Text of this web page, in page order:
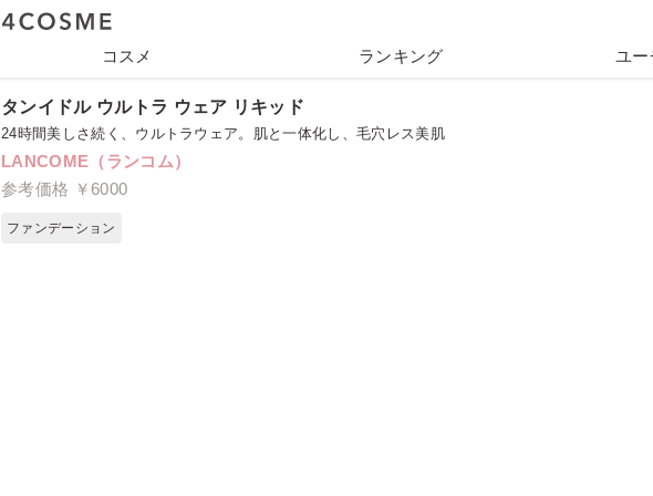
コスメ ランキング ユー
タンイドル ウルトラ ウェア リキッド
24時間美しさ続く、ウルトラウェア。肌と一体化し、毛穴レス美肌
LANCOME（ランコム）
参考価格 ￥6000
ファンデーション